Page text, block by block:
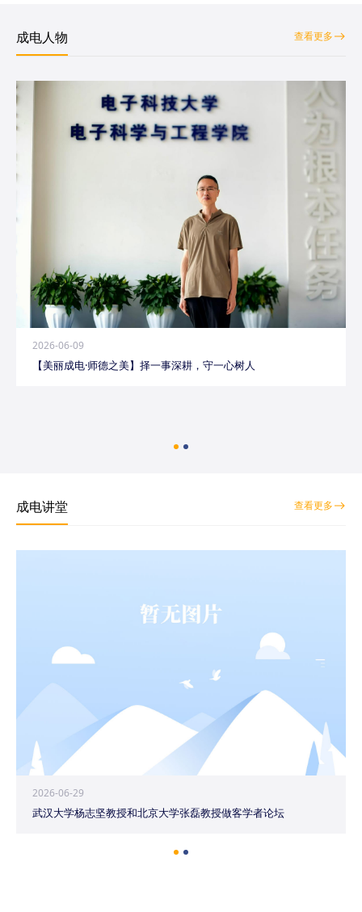
成电人物 查看更多
2026-06-09
【美丽成电·师德之美】择一事深耕，守一心树人
成电讲堂 查看更多
2026-06-29
武汉大学杨志坚教授和北京大学张磊教授做客学者论坛